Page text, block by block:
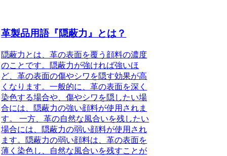
革製品用語『隠蔽力』とは？
隠蔽力とは、革の表面を覆う顔料の濃度
のことです。隠蔽力が強ければ強いほ
ど、革の表面の傷やシワを隠す効果が高
くなります。一般的に、革の表面を深く
染色する場合や、傷やシワを隠したい場
合には、隠蔽力の強い顔料が使用されま
す。 一方、革の自然な風合いを残したい
場合には、隠蔽力の弱い顔料が使用され
ます。隠蔽力の弱い顔料は、革の表面を
薄く染色し、自然な風合いを残すことが